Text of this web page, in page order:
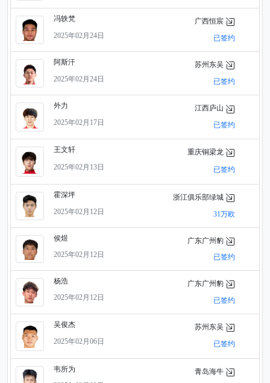
冯轶梵
2025年02月24日
广西恒宸
已签约
阿斯汗
2025年02月24日
苏州东吴
已签约
外力
2025年02月17日
江西庐山
已签约
王文轩
2025年02月13日
重庆铜梁龙
已签约
霍深坪
2025年02月12日
浙江俱乐部绿城
31万欧
侯煜
2025年02月12日
广东广州豹
已签约
杨浩
2025年02月12日
广东广州豹
已签约
吴俊杰
2025年02月06日
苏州东吴
已签约
韦所为
青岛海牛